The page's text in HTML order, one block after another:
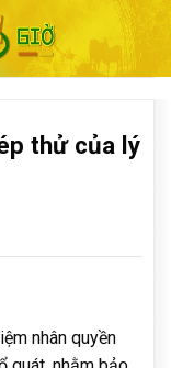
thử của lý
nhân quyền